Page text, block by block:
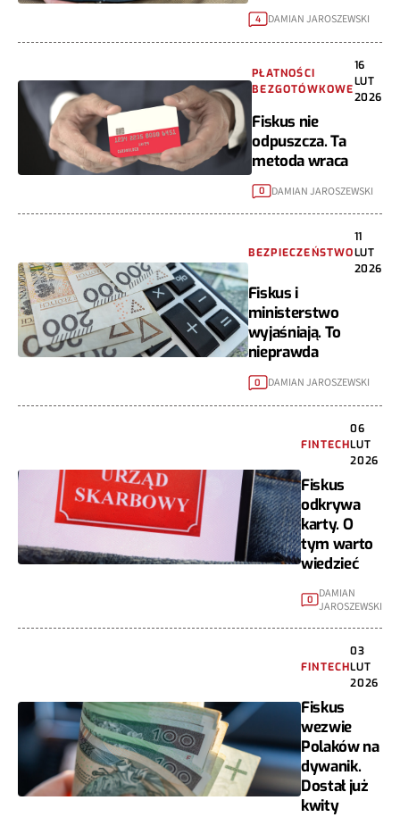
4 DAMIAN JAROSZEWSKI
PŁATNOŚCI
BEZGOTÓWKOWE
16
LUT
2026
Fiskus nie
odpuszcza. Ta
metoda wraca
0 DAMIAN JAROSZEWSKI
BEZPIECZEŃSTWO
11
LUT
2026
Fiskus i
ministerstwo
wyjaśniają. To
nieprawda
0 DAMIAN JAROSZEWSKI
FINTECH
06
LUT
2026
Fiskus
odkrywa
karty. O
tym warto
wiedzieć
0
DAMIAN
JAROSZEWSKI
FINTECH
03
LUT
2026
Fiskus
wezwie
Polaków na
dywanik.
Dostał już
kwity